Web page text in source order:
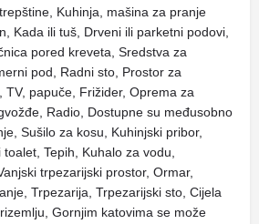
Kuhinja, mašina za pranje
Kada ili tuš, Drveni ili parketni podovi,
pored kreveta, Sredstva za
pod, Radni sto, Prostor za
TV, papuče, Frižider, Oprema za
Radio, Dostupne su međusobno
Sušilo za kosu, Kuhinjski pribor,
Tepih, Kuhalo za vodu,
trpezarijski prostor, Ormar,
Trpezarija, Trpezarijski sto, Cijela
Gornjim katovima se može